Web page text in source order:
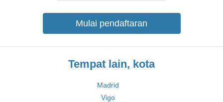
Mulai pendaftaran
Tempat lain, kota
Madrid
Vigo